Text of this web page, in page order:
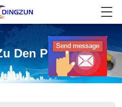
Den Produkten